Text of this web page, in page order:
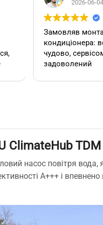
2026-06-04
Замовляв
кондиціонера:
чудово,
задоволений
ClimateHub
насос повітря вода,
A+++ і